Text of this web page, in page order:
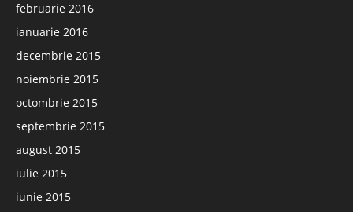
februarie 2016
ianuarie 2016
decembrie 2015
noiembrie 2015
octombrie 2015
septembrie 2015
august 2015
iulie 2015
iunie 2015